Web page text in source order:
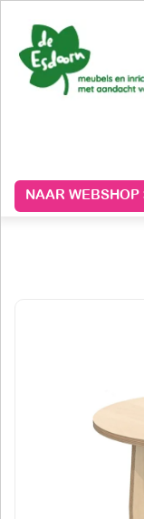
NAAR WEBSHOP